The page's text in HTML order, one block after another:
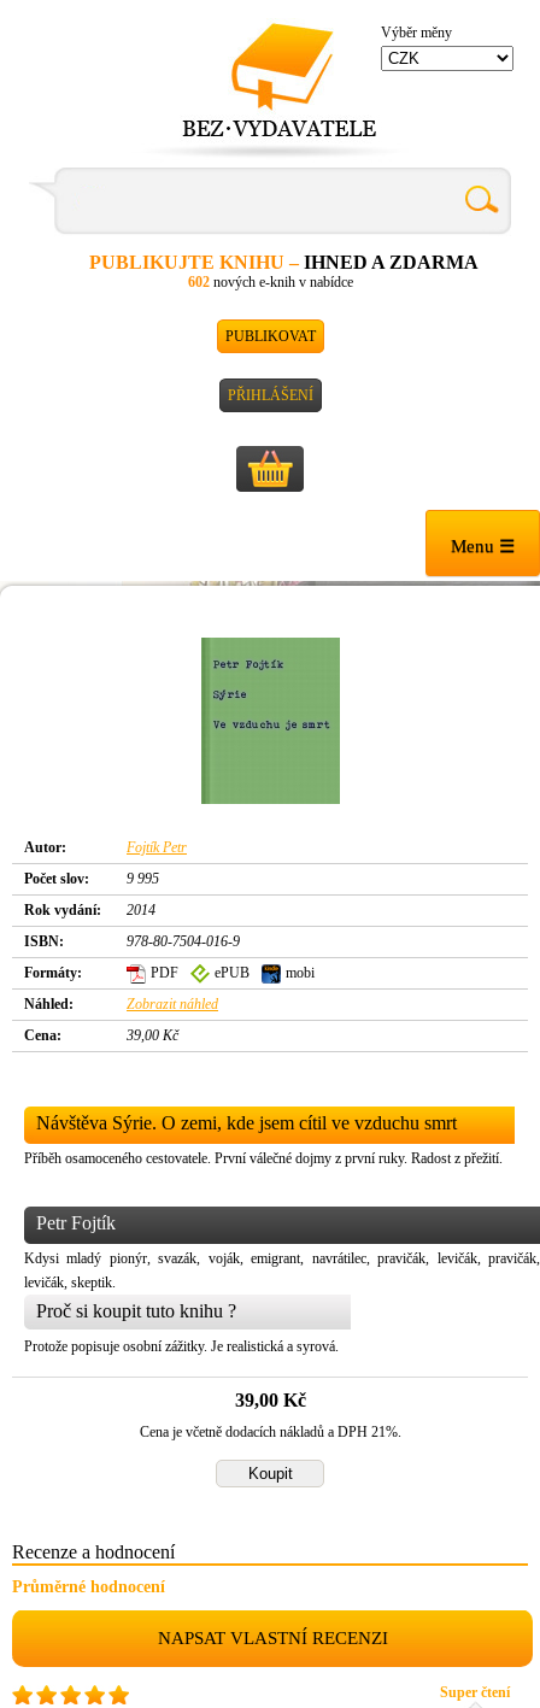
PUBLIKUJTE KNIHU –IHNED A ZDARMA
602nových e-knih v nabídce
PUBLIKOVAT
PŘIHLÁŠENÍ
Výběr měny
Menu ☰
Autor:
Fojtík Petr
Počet slov:
9 995
Rok vydání:
2014
ISBN:
978-80-7504-016-9
Formáty:
PDF ePUB
mobi
Náhled:
Zobrazit náhled
Cena:
39,00 Kč
Návštěva Sýrie. O zemi, kde jsem cítil ve vzduchu smrt
Příběh osamoceného cestovatele. První válečné dojmy z první ruky. Radost z přežití.
Petr Fojtík
Kdysi mladý pionýr, svazák, voják, emigrant, navrátilec, pravičák, levičák, pravičák,
levičák, skeptik.
Proč si koupit tuto knihu ?
Protože popisuje osobní zážitky. Je realistická a syrová.
39,00 Kč
Cena je včetně dodacích nákladů a DPH 21%.
Recenze a hodnocení
Průměrné hodnocení
NAPSAT VLASTNÍ RECENZI
Super čtení